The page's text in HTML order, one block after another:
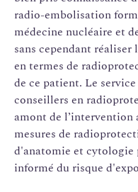
radio-embolisation
médecine nucléaire et
sans cependant
en termes de
de ce patient. Le
conseillers en
amont de l’intervention
mesures de
d'anatomie et cytologie
informé du risque